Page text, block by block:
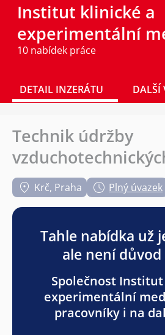
Institut klinické a
experimentální
10 nabídek práce
DETAIL INZERÁTU DALŠÍ
Technik údržby
Krč, Praha Plný úvazek
Tahle nabídka už
ale není
Společnost
experimentální
pracovníky i na